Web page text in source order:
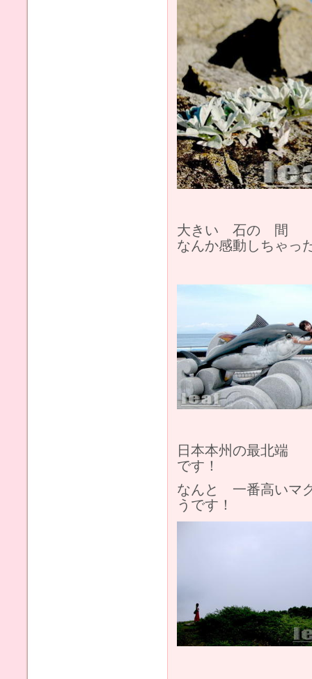
大きい 石の 間
なんか感動しちゃっ
日本本州の最北
です！
なんと 一番高いマ
うです！